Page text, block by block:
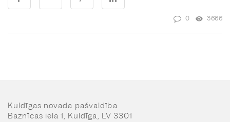
0 3666
Kuldīgas novada pašvaldība
Baznīcas iela 1, Kuldīga, LV 3301